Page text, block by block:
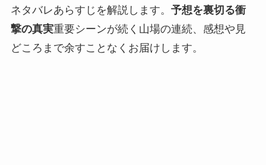
ネタバレあらすじを解説します。 予想を裏切る衝
撃の真実重要シーンが続く山場の連続、感想や見
どころまで余すことなくお届けします。